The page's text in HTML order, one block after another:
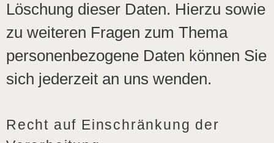
Löschung dieser Daten. Hierzu sowie
zu weiteren Fragen zum Thema
personenbezogene Daten können Sie
sich jederzeit an uns wenden.
Recht auf Einschränkung der